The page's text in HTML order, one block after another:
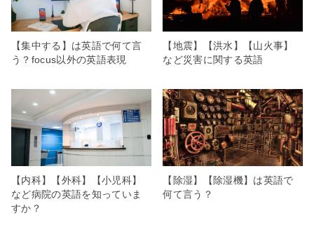
【集中する】は英語で何て言
う？focus以外の英語表現
【地震】【洪水】【山火事】
など災害に関する英語
【内科】【外科】【小児科】
など病院の英語を知っていま
すか？
【除湿】【除湿機】は英語で
何て言う？